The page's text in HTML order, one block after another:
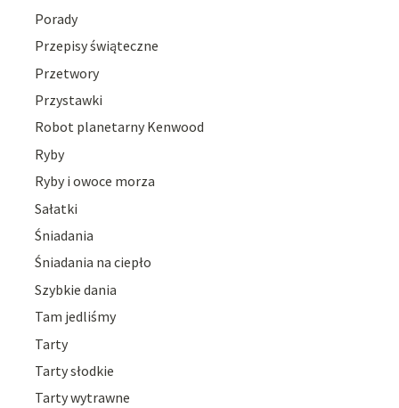
Porady
Przepisy świąteczne
Przetwory
Przystawki
Robot planetarny Kenwood
Ryby
Ryby i owoce morza
Sałatki
Śniadania
Śniadania na ciepło
Szybkie dania
Tam jedliśmy
Tarty
Tarty słodkie
Tarty wytrawne